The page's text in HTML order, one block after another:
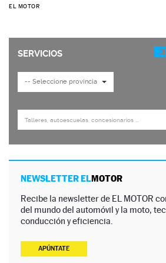
EL MOTOR
NEWSLETTER ELMOTOR
Recibe la newsletter de EL MOTOR
del mundo del automóvil y la moto,
conducción y eficiencia.
APÚNTATE